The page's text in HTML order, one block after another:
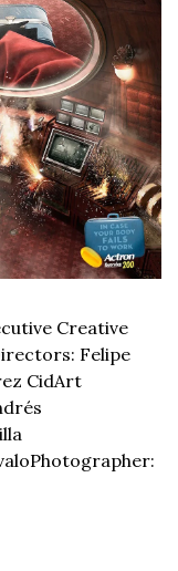
Creative
Felipe
CidArt
Photographer: